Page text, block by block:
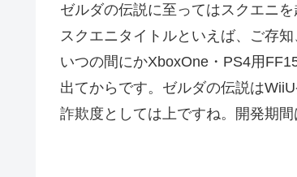
ゼルダの伝説に至ってはスクエニ
スクエニタイトルといえば、ご存
いつの間にかXboxOne・PS4用
出てからです。ゼルダの伝説は
詐欺度としては上ですね。開発期